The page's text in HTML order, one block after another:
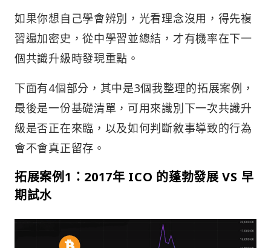
如果你想自己學會辨別，光看理念沒用，得先複
習遍加密史，從中學習並總結，才有機率在下一
個共識升級時發現重點。
下面有4個部分，其中是3個我整理的拓展案例，
最後是一份基礎清單，可用來識別下一次共識升
級是否正在來臨，以及如何判斷敘事導致的行為
會不會真正留存。
拓展案例1：2017年 ICO 的蓬勃發展 VS 早
期試水